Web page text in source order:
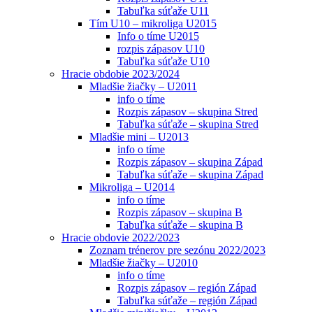
Tabuľka súťaže U11
Tím U10 – mikroliga U2015
Info o tíme U2015
rozpis zápasov U10
Tabuľka súťaže U10
Hracie obdobie 2023/2024
Mladšie žiačky – U2011
info o tíme
Rozpis zápasov – skupina Stred
Tabuľka súťaže – skupina Stred
Mladšie mini – U2013
info o tíme
Rozpis zápasov – skupina Západ
Tabuľka súťaže – skupina Západ
Mikroliga – U2014
info o tíme
Rozpis zápasov – skupina B
Tabuľka súťaže – skupina B
Hracie obdovie 2022/2023
Zoznam trénerov pre sezónu 2022/2023
Mladšie žiačky – U2010
info o tíme
Rozpis zápasov – región Západ
Tabuľka súťaže – región Západ